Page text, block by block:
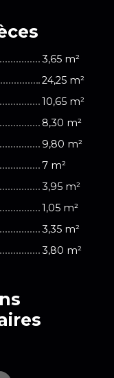
3,65 m²
24,25 m²
10,65 m²
8,30 m²
9,80 m²
7 m²
3,95 m²
1,05 m²
3,35 m²
3,80 m²